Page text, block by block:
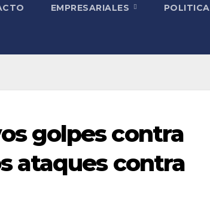
EMPRESARIALES POLITICA
golpes contra
ataques contra